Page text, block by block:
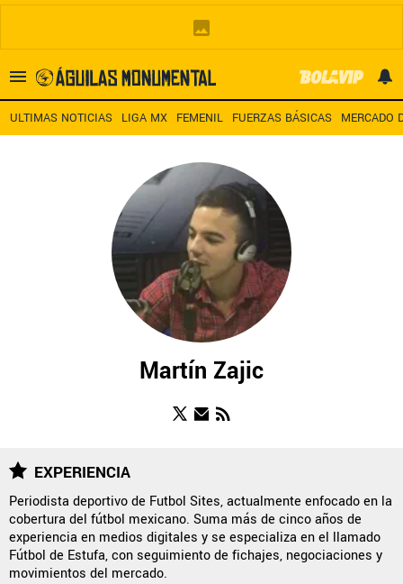
Es tendencia: Noticias América HOY América – San Diego TV
ESTADIO BANORTE
MERCADO DE FICHAJES
QUIENES SOMOS | STAFF | CONTACTO |
ESCRIBE EN ÁGUILAS MONUMENTAL
ULTIMAS NOTICIAS LIGA MX FEMENIL FUERZAS BÁSICAS MERCADO
Martín Zajic
EXPERIENCIA
Periodista deportivo de Futbol Sites, actualmente enfocado en la
cobertura del fútbol mexicano. Suma más de cinco años de
experiencia en medios digitales y se especializa en el llamado
Fútbol de Estufa, con seguimiento de fichajes, negociaciones y
movimientos del mercado.